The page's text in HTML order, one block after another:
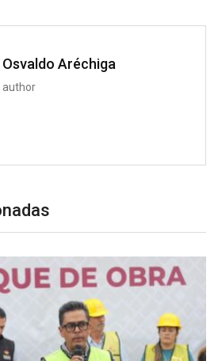
Osvaldo Aréchiga
author